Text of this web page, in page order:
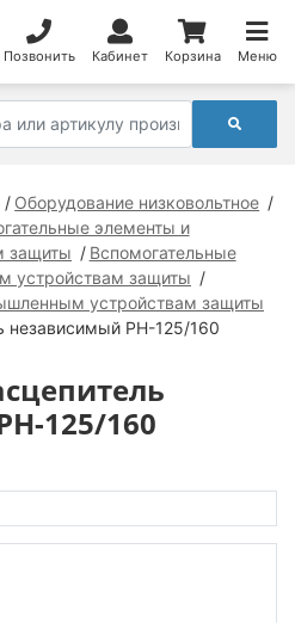
Позвонить Кабинет Корзина Меню
Оборудование низковольтное
элементы и
защиты
Вспомогательные
устройствам защиты
устройствам защиты
независимый РН-125/160
125/160